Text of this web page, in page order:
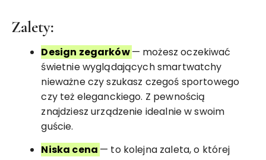
Zalety:
Design zegarków— możesz oczekiwać
świetnie wyglądających smartwatchy
nieważne czy szukasz czegoś sportowego
czy też eleganckiego. Z pewnością
znajdziesz urządzenie idealnie w swoim
guście.
Niska cena — to kolejna zaleta, o której